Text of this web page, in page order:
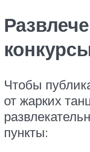
Чтобы
от жарких
пункты: